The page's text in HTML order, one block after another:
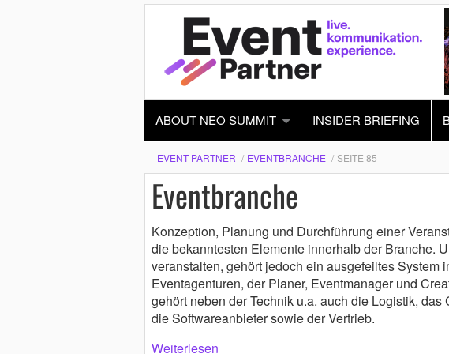
ABOUT NEO SUMMIT INSIDER BRIEFING
EVENT PARTNER EVENTBRANCHE SEITE 85
Eventbranche
Konzeption, Planung und Durchführung einer
die bekanntesten Elemente innerhalb der Branche.
veranstalten, gehört jedoch ein ausgefeiltes System
Eventagenturen, der Planer, Eventmanager und
gehört neben der Technik u.a. auch die Logistik,
die Softwareanbieter sowie der Vertrieb.
Weiterlesen